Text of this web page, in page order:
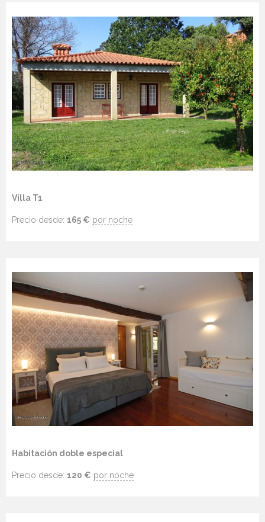
Villa T1
Precio desde: 165 € por noche
Habitación doble especial
Precio desde: 120 € por noche